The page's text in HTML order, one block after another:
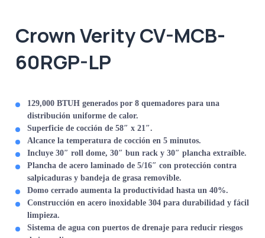
Crown Verity CV-MCB-
60RGP-LP
129,000 BTUH generados por 8 quemadores para una
distribución uniforme de calor.
Superficie de cocción de 58″ x 21″.
Alcance la temperatura de cocción en 5 minutos.
Incluye 30″ roll dome, 30″ bun rack y 30″ plancha extraíble.
Plancha de acero laminado de 5/16″ con protección contra
salpicaduras y bandeja de grasa removible.
Domo cerrado aumenta la productividad hasta un 40%.
Construcción en acero inoxidable 304 para durabilidad y fácil
limpieza.
Sistema de agua con puertos de drenaje para reducir riesgos